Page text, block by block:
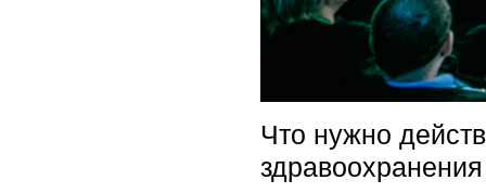
Что нужно